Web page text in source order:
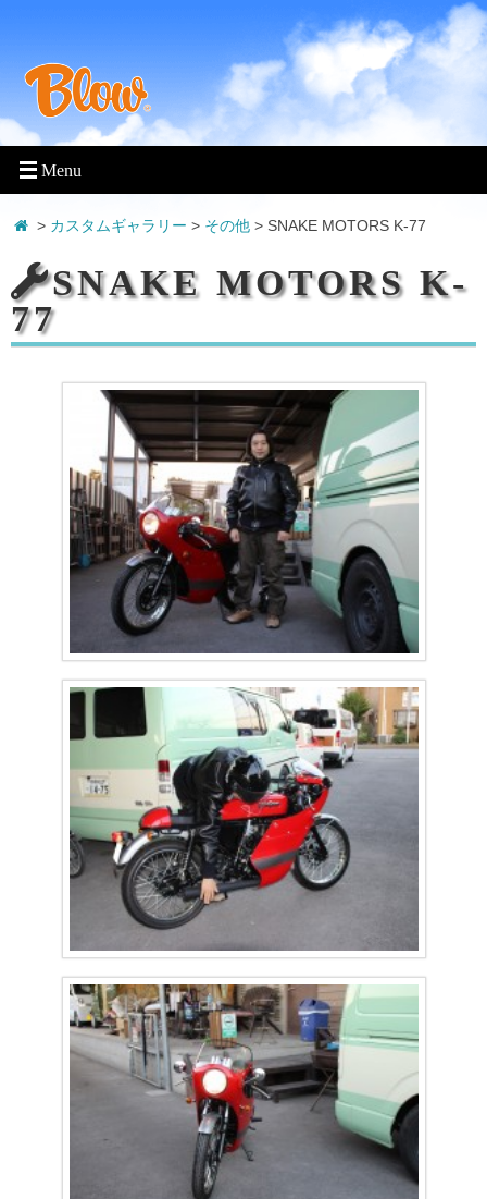
> カスタムギャラリー > その他> SNAKE MOTORS K-77
SNAKE MOTORS K-
77